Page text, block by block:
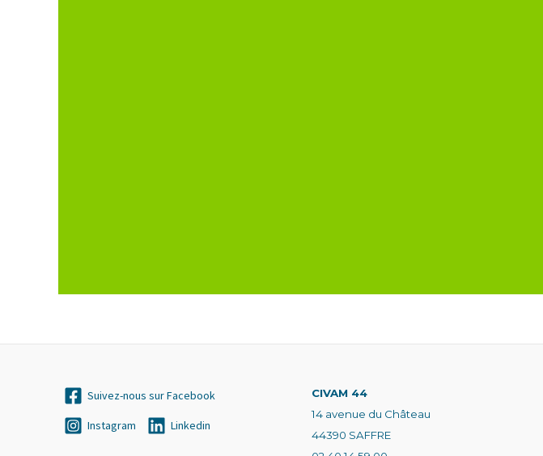
Suivez-nous sur Facebook
Instagram Linkedin
CIVAM 44
14 avenue du Château
44390 SAFFRE